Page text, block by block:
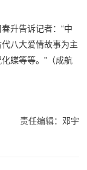
升告诉记者：“中
八大爱情故事为主
蝶等等。”（成航
责任编辑：邓宇